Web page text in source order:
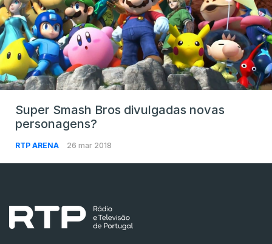
Super Smash Bros divulgadas novas
personagens?
RTP ARENA 26 mar 2018